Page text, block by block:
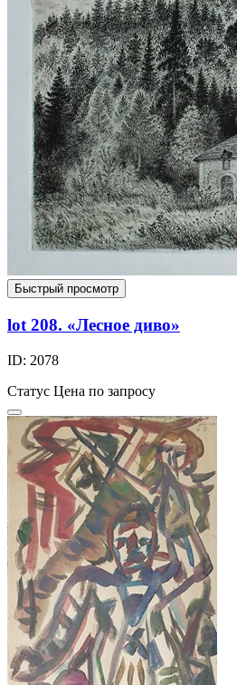
Быстрый просмотр
lot 208. «Лесное диво»
ID: 2078
Статус Цена по запросу